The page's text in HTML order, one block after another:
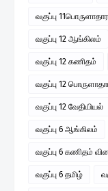
வகுப்பு
வகுப்பு 12 ஆங்கிலம்
வகுப்பு 12 கணிதம்
வகுப்பு 12
வகுப்பு 12 வேதியியல்
வகுப்பு 6 ஆங்கிலம்
வகுப்பு 6 கணிதம்
வகுப்பு 6 தமிழ்